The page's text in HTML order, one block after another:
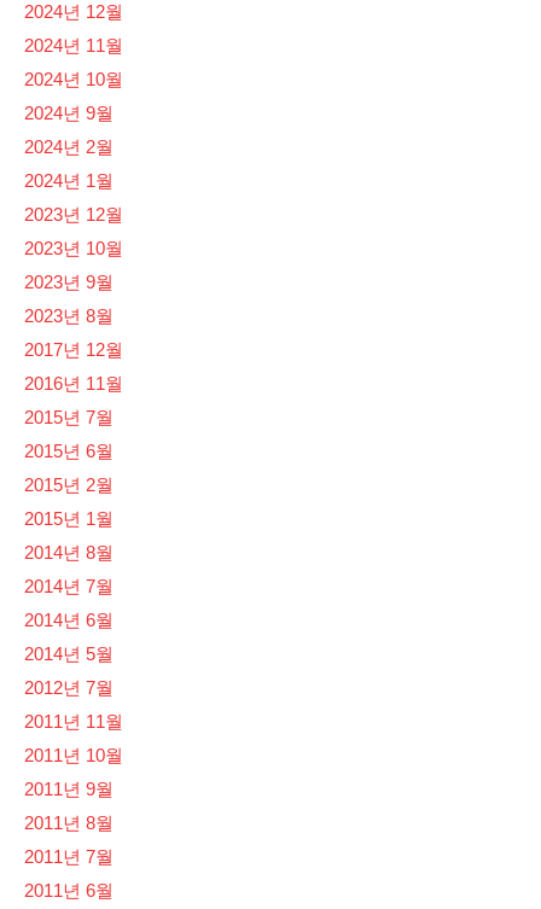
2024년 12월
2024년 11월
2024년 10월
2024년 9월
2024년 2월
2024년 1월
2023년 12월
2023년 10월
2023년 9월
2023년 8월
2017년 12월
2016년 11월
2015년 7월
2015년 6월
2015년 2월
2015년 1월
2014년 8월
2014년 7월
2014년 6월
2014년 5월
2012년 7월
2011년 11월
2011년 10월
2011년 9월
2011년 8월
2011년 7월
2011년 6월